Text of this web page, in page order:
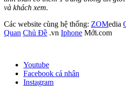
và khách xem.
Các website cùng hệ thống: ZOMedia
Quan Chủ Đề .vn Iphone Mới.com
Youtube
Facebook cá nhân
Instagram